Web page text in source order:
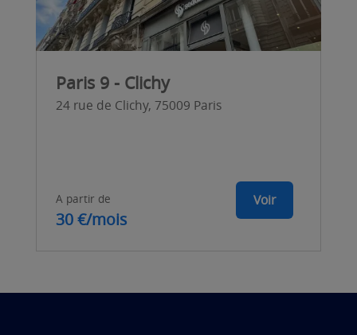
Paris 9 - Clichy
24 rue de Clichy, 75009 Paris
A partir de
30 €/mois
Voir